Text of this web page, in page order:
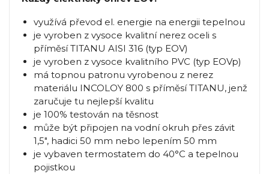
využívá převod el. energie na energii tepelnou
je vyroben z vysoce kvalitní nerez oceli s
příměsí TITANU AISI 316 (typ EOV)
je vyroben z vysoce kvalitního PVC (typ EOVp)
má topnou patronu vyrobenou z nerez
materiálu INCOLOY 800 s příměsí TITANU, jenž
zaručuje tu nejlepší kvalitu
je 100% testován na těsnost
může být připojen na vodní okruh přes závit
1,5", hadici 50 mm nebo lepením 50 mm
je vybaven termostatem do 40°C a tepelnou
pojistkou